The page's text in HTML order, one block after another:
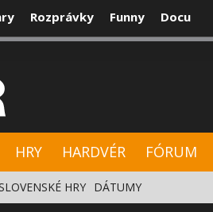
Rozprávky Funny Docu
HRY HARDVÉR FÓRUM
HRY DÁTUMY